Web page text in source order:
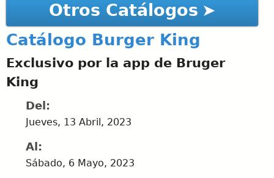
Otros Catálogos
Catálogo Burger King
Exclusivo por la app de Bruger
King
Del:
Jueves, 13 Abril, 2023
Al:
Sábado, 6 Mayo, 2023